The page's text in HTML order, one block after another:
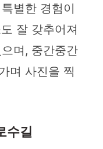
별한 경험이
잘 갖추어져
며, 중간중간
며 사진을 찍
수길